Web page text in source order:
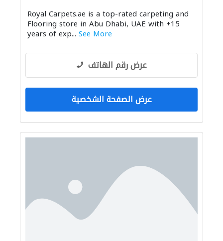
Royal Carpets.ae is a top-rated carpeting and
Flooring store in Abu Dhabi, UAE with +15
years of exp... See More
عرض رقم الهاتف
عرض الصفحة الشخصية